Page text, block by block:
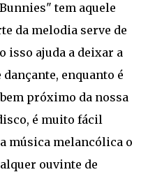
tem aquele
da melodia serve de
isso ajuda a deixar a
enquanto é
próximo da nossa
é muito fácil
música melancólica o
ouvinte de